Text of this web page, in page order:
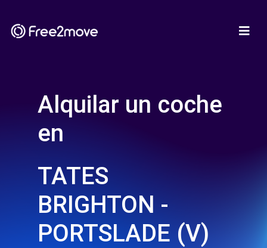
Alquilar un coche
en
TATES
BRIGHTON -
PORTSLADE (V)